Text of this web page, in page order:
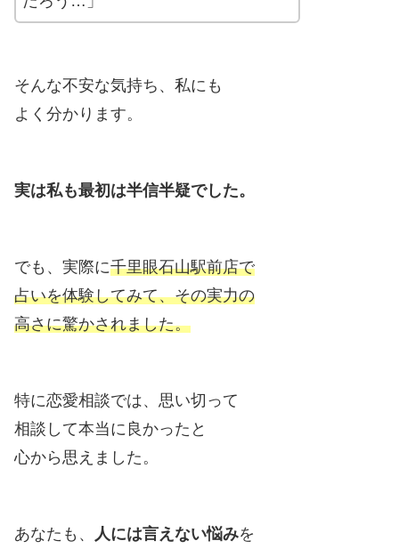
そんな不安な気持ち、私にも
よく分かります。
実は私も最初は半信半疑でした。
でも、実際に千里眼石山駅前店で
占いを体験してみて、その実力の
高さに驚かされました。
特に恋愛相談では、思い切って
相談して本当に良かったと
心から思えました。
あなたも、 人には言えない悩みを